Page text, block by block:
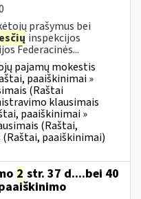
prašymus bei
inspekcijos
Federacinės...
pajamų mokestis
paaiškinimai »
(Raštai
klausimais
paaiškinimai »
(Raštai,
(Raštai, paaiškinimai)
2 str. 37 d....bei 40